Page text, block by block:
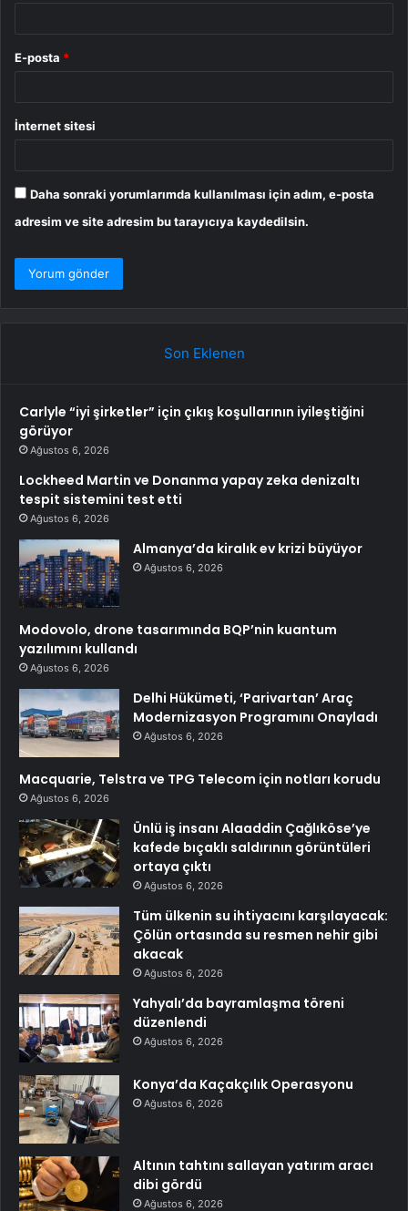
E-posta *
İnternet sitesi
Daha sonraki yorumlarımda kullanılması için adım, e-posta
adresim ve site adresim bu tarayıcıya kaydedilsin.
Son Eklenen
Carlyle “iyi şirketler” için çıkış koşullarının iyileştiğini
görüyor
Ağustos 6, 2026
Lockheed Martin ve Donanma yapay zeka denizaltı
tespit sistemini test etti
Ağustos 6, 2026
Almanya’da kiralık ev krizi büyüyor
Ağustos 6, 2026
Modovolo, drone tasarımında BQP’nin kuantum
yazılımını kullandı
Ağustos 6, 2026
Delhi Hükümeti, ‘Parivartan’ Araç
Modernizasyon Programını Onayladı
Ağustos 6, 2026
Macquarie, Telstra ve TPG Telecom için notları korudu
Ağustos 6, 2026
Ünlü iş insanı Alaaddin Çağlıköse’ye
kafede bıçaklı saldırının görüntüleri
ortaya çıktı
Ağustos 6, 2026
Tüm ülkenin su ihtiyacını karşılayacak:
Çölün ortasında su resmen nehir gibi
akacak
Ağustos 6, 2026
Yahyalı’da bayramlaşma töreni
düzenlendi
Ağustos 6, 2026
Konya’da Kaçakçılık Operasyonu
Ağustos 6, 2026
Altının tahtını sallayan yatırım aracı
dibi gördü
Ağustos 6, 2026